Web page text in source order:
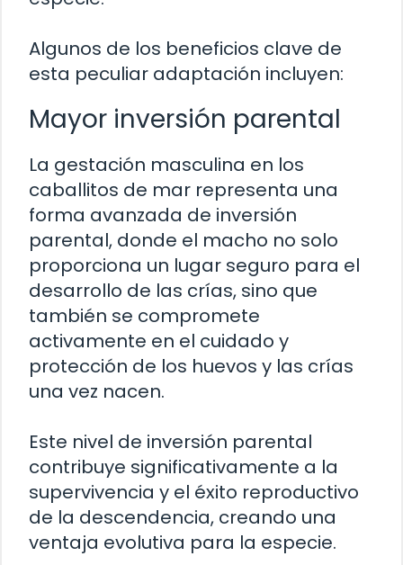
Algunos de los beneficios clave de
esta peculiar adaptación incluyen:
Mayor inversión parental
La gestación masculina en los
caballitos de mar representa una
forma avanzada de inversión
parental, donde el macho no solo
proporciona un lugar seguro para el
desarrollo de las crías, sino que
también se compromete
activamente en el cuidado y
protección de los huevos y las crías
una vez nacen.
Este nivel de inversión parental
contribuye significativamente a la
supervivencia y el éxito reproductivo
de la descendencia, creando una
ventaja evolutiva para la especie.